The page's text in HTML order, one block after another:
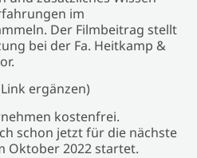
im
Der Filmbeitrag stellt
bei der Fa. Heitkamp &
ergänzen)
kostenfrei.
schon jetzt für die nächste
Oktober 2022 startet.